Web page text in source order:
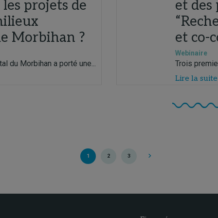
projets de
Morbihan ?
du Morbihan a porté une...
et des
et co-
Webinaire
Trois
Lire la suite
1 2 3